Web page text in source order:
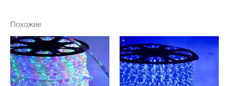
Похожие